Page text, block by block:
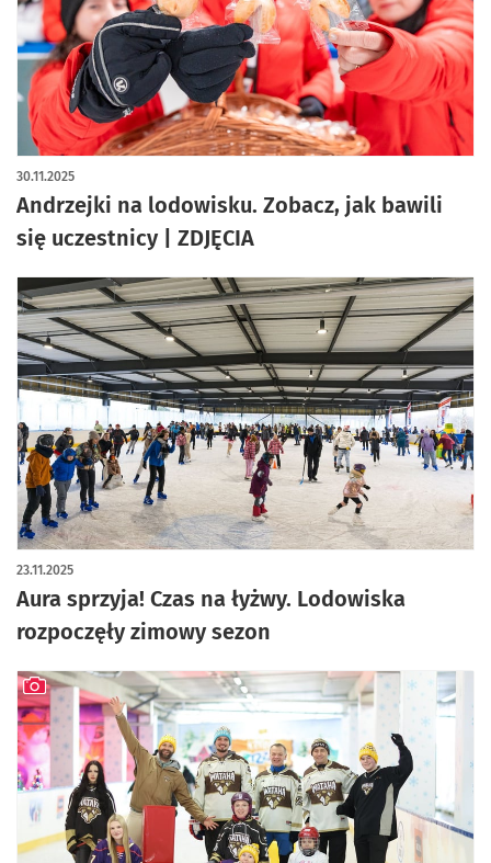
Andrzejki na lodowisku. Zobacz, jak bawili
się uczestnicy | ZDJĘCIA
30.11.2025
artykuł z galerią zdjęć
Aura sprzyja! Czas na łyżwy. Lodowiska
rozpoczęły zimowy sezon
23.11.2025